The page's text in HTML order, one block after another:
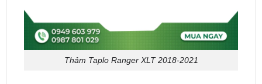
Thảm Taplo Ranger XLT 2018-2021
Vì sao nên sử dụng thảm Taplo Xe